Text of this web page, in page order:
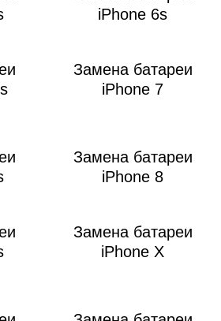
iPhone 6s
Замена батареи
iPhone 7
Замена батареи
iPhone 8
Замена батареи
iPhone X